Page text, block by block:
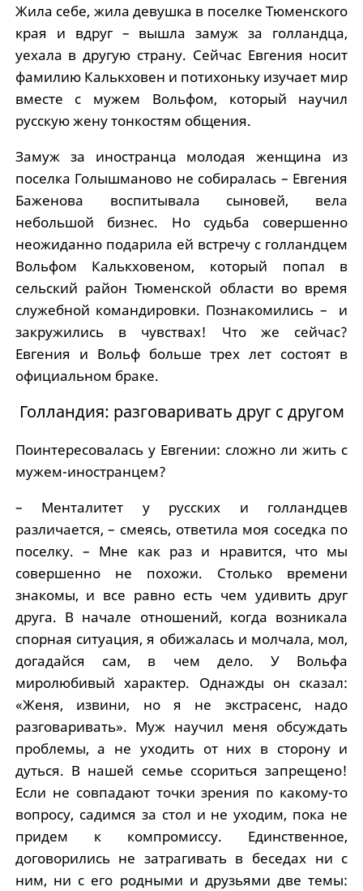
Жила себе, жила девушка в поселке Тюменского
края и вдруг – вышла замуж за голландца,
уехала в другую страну. Сейчас Евгения носит
фамилию Калькховен и потихоньку изучает мир
вместе с мужем Вольфом, который научил
русскую жену тонкостям общения.
Замуж за иностранца молодая женщина из
поселка Голышманово не собиралась – Евгения
Баженова воспитывала сыновей, вела
небольшой бизнес. Но судьба совершенно
неожиданно подарила ей встречу с голландцем
Вольфом Калькховеном, который попал в
сельский район Тюменской области во время
служебной командировки. Познакомились – и
закружились в чувствах! Что же сейчас?
Евгения и Вольф больше трех лет состоят в
официальном браке.
Голландия: разговаривать друг с другом
Поинтересовалась у Евгении: сложно ли жить с
мужем-иностранцем?
– Менталитет у русских и голландцев
различается, – смеясь, ответила моя соседка по
поселку. – Мне как раз и нравится, что мы
совершенно не похожи. Столько времени
знакомы, и все равно есть чем удивить друг
друга. В начале отношений, когда возникала
спорная ситуация, я обижалась и молчала, мол,
догадайся сам, в чем дело. У Вольфа
миролюбивый характер. Однажды он сказал:
«Женя, извини, но я не экстрасенс, надо
разговаривать». Муж научил меня обсуждать
проблемы, а не уходить от них в сторону и
дуться. В нашей семье ссориться запрещено!
Если не совпадают точки зрения по какому-то
вопросу, садимся за стол и не уходим, пока не
придем к компромиссу. Единственное,
договорились не затрагивать в беседах ни с
ним, ни с его родными и друзьями две темы: